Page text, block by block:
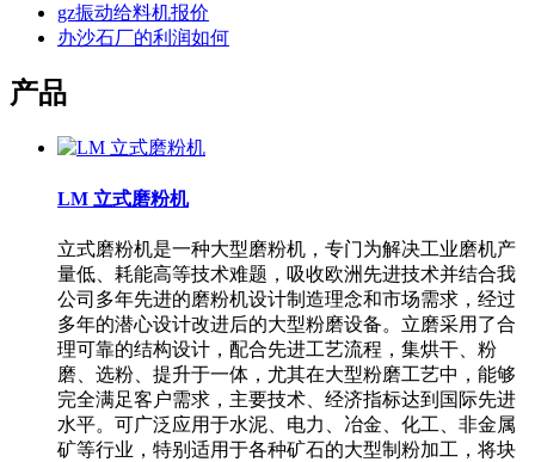
gz振动给料机报价
办沙石厂的利润如何
产品
LM 立式磨粉机
立式磨粉机是一种大型磨粉机，专门为解决工业磨机产
量低、耗能高等技术难题，吸收欧洲先进技术并结合我
公司多年先进的磨粉机设计制造理念和市场需求，经过
多年的潜心设计改进后的大型粉磨设备。立磨采用了合
理可靠的结构设计，配合先进工艺流程，集烘干、粉
磨、选粉、提升于一体，尤其在大型粉磨工艺中，能够
完全满足客户需求，主要技术、经济指标达到国际先进
水平。可广泛应用于水泥、电力、冶金、化工、非金属
矿等行业，特别适用于各种矿石的大型制粉加工，将块